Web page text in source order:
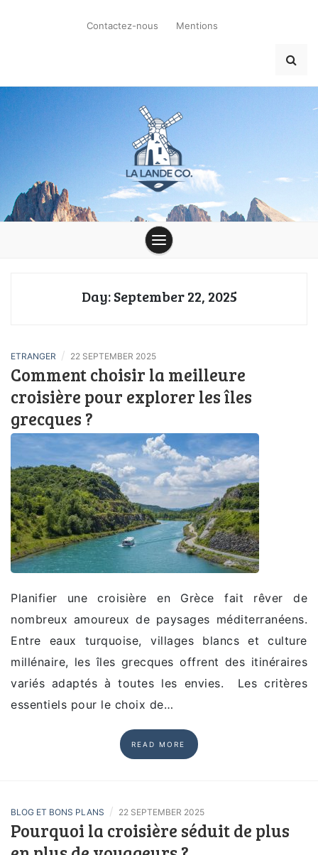
Contactez-nous Mentions
la-lande-du-
moulin.com
Day:September 22, 2025
ETRANGER / 22 SEPTEMBER 2025
Comment choisir la meilleure
croisière pour explorer les îles
grecques ?
Planifier une croisière en Grèce fait rêver de
nombreux amoureux de paysages méditerranéens.
Entre eaux turquoise, villages blancs et culture
millénaire, les îles grecques offrent des itinéraires
variés adaptés à toutes les envies. Les critères
essentiels pour le choix de…
READ MORE
BLOG ET BONS PLANS / 22 SEPTEMBER 2025
Pourquoi la croisière séduit de plus